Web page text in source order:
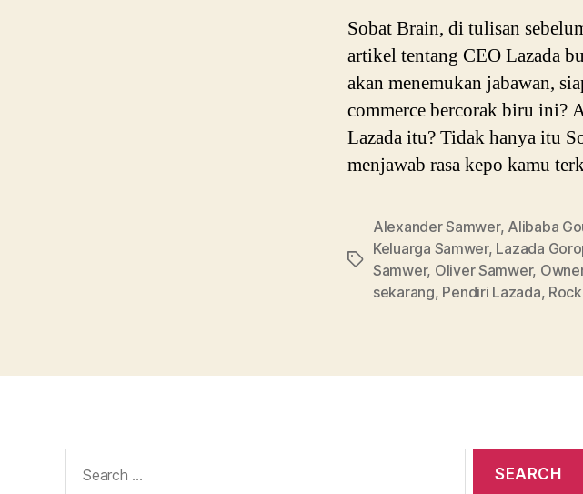
Sobat Brain, di tulisan
artikel tentang CEO Lazada
akan menemukan jabawan,
commerce bercorak biru ini?
Lazada itu? Tidak hanya itu
menjawab rasa kepo kamu
Tags
Alexander Samwer, Alibaba
Keluarga Samwer, Lazada
Samwer, Oliver Samwer,
sekarang, Pendiri Lazada,
for: